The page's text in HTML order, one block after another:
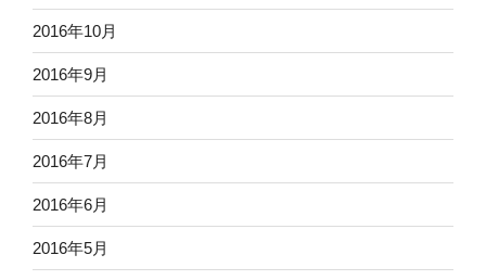
2016年10月
2016年9月
2016年8月
2016年7月
2016年6月
2016年5月